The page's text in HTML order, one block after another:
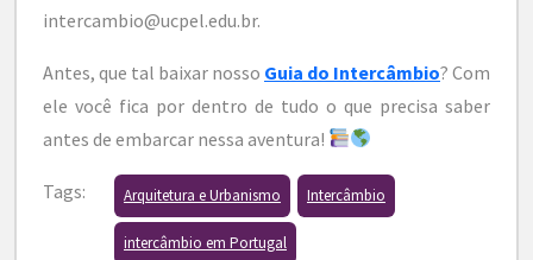
intercambio@ucpel.edu.br.
Antes, que tal baixar nosso Guia do Intercâmbio? Com
ele você fica por dentro de tudo o que precisa saber
antes de embarcar nessa aventura!
Tags: Arquitetura e Urbanismo Intercâmbio
intercâmbio em Portugal